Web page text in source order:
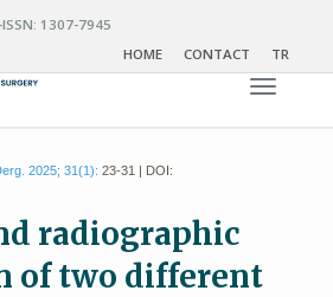
1307-7945
HOME
CONTACT TR
Toggle
2025; 31(1): 23-31 | DOI:
radiographic
of two different